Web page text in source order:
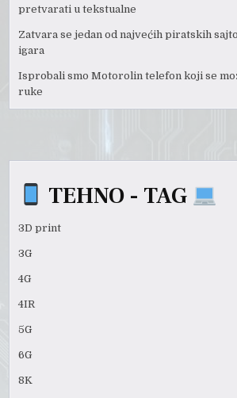
pretvarati u tekstualne
Zatvara se jedan od najvećih piratskih
igara
Isprobali smo Motorolin telefon koji se
ruke
TEHNO - TAG
3D print
3G
4G
4IR
5G
6G
8K